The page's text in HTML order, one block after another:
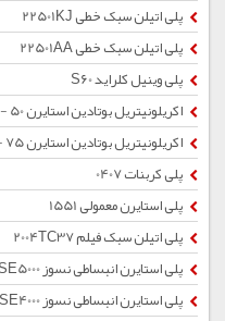
پلی اتیلن سبک خطی 22501KJ
پلی اتیلن سبک خطی 22501AA
پلی وینیل کلراید S60
اکریلونیتریل بوتادین استایرن 50 - گرید طبیعی
اکریلونیتریل بوتادین استایرن 75 - گرید طبیعی
پلی کربنات 0407
پلی استایرن معمولی 1551
پلی اتیلن سبک فیلم 2004TC37
پلی استایرن انبساطی نسوز SE5000
پلی استایرن انبساطی نسوز SE4000